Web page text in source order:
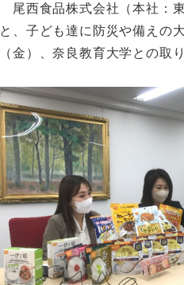
尾西食品株式会社（本社：
と、子ども達に防災や備えの
（金）、奈良教育大学との取